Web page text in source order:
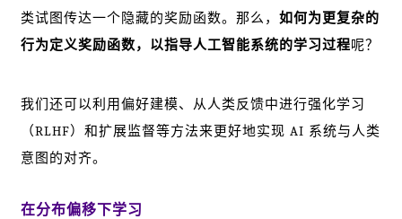
类试图传达一个隐藏的奖励函数。那么， 如何为更复杂的
行为定义奖励函数，以指导人工智能系统的学习过程呢？
我们还可以利用偏好建模、从人类反馈中进行强化学习
（RLHF）和扩展监督等方法来更好地实现 AI 系统与人类
意图的对齐。
在分布偏移下学习